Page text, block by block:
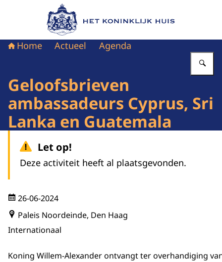
Naar de homepage van Het Koninklijk Huis
Home Actueel Agenda
Geloofsbrieven
ambassadeurs Cyprus, Sri
Lanka en Guatemala
Let op!
Deze activiteit heeft al plaatsgevonden.
26-06-2024
Paleis Noordeinde, Den Haag
Internationaal
Koning Willem-Alexander ontvangt ter overhandiging